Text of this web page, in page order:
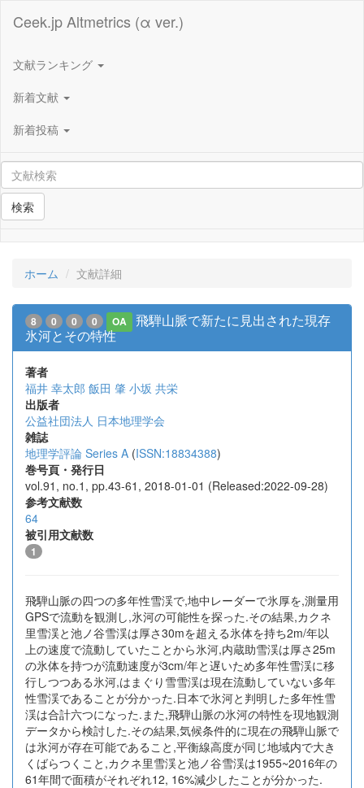
Ceek.jp Altmetrics (α ver.)
文献ランキング
新着文献
新着投稿
検索
ホーム 文献詳細
8 0 0 0 OA
飛騨山脈で新たに見出された現存
氷河とその特性
著者
福井 幸太郎 飯田 肇 小坂 共栄
出版者
公益社団法人 日本地理学会
雑誌
地理学評論 Series A (ISSN:18834388)
巻号頁・発行日
vol.91, no.1, pp.43-61, 2018-01-01 (Released:2022-09-28)
参考文献数
64
被引用文献数
1
飛騨山脈の四つの多年性雪渓で,地中レーダーで氷厚を,測量用
GPSで流動を観測し,氷河の可能性を探った.その結果,カクネ
里雪渓と池ノ谷雪渓は厚さ30mを超える氷体を持ち2m/年以
上の速度で流動していたことから氷河,内蔵助雪渓は厚さ25m
の氷体を持つが流動速度が3cm/年と遅いため多年性雪渓に移
行しつつある氷河,はまぐり雪雪渓は現在流動していない多年
性雪渓であることが分かった.日本で氷河と判明した多年性雪
渓は合計六つになった.また,飛騨山脈の氷河の特性を現地観測
データから検討した.その結果,気候条件的に現在の飛騨山脈で
は氷河が存在可能であること,平衡線高度が同じ地域内で大き
くばらつくこと,カクネ里雪渓と池ノ谷雪渓は1955~2016年の
61年間で面積がそれぞれ12, 16%減少したことが分かった.